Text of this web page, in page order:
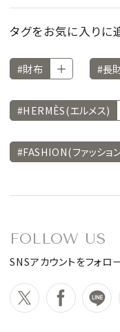
タグをお気に入りに
#財布 #長
#HERMÈS(エルメス)
#FASHION(ファッショ
FOLLOW US
SNSアカウントをフォロ